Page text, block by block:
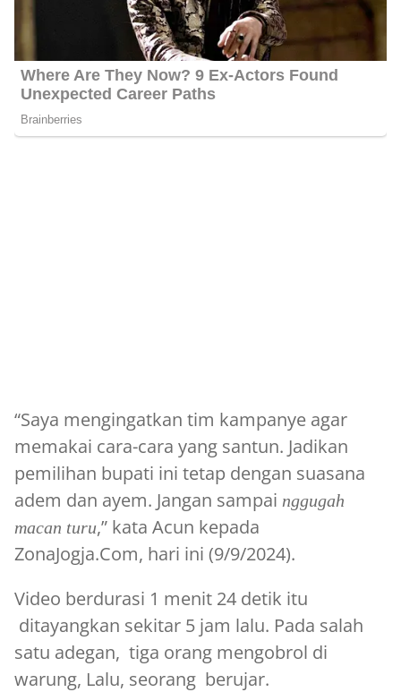
“Saya mengingatkan tim kampanye agar
memakai cara-cara yang santun. Jadikan
pemilihan bupati ini tetap dengan suasana
adem dan ayem. Jangan sampai nggugah
macan turu,” kata Acun kepada
ZonaJogja.Com, hari ini (9/9/2024).
Video berdurasi 1 menit 24 detik itu
ditayangkan sekitar 5 jam lalu. Pada salah
satu adegan, tiga orang mengobrol di
warung, Lalu, seorang berujar.